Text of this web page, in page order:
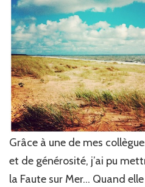
Grâce à une de mes
et de générosité, j’ai pu
la Faute sur Mer… Quand